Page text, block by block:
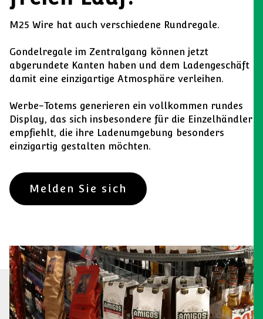
M25 Wire hat auch verschiedene Rundregale.
Gondelregale im Zentralgang können jetzt
abgerundete Kanten haben und dem Ladengeschäft
damit eine einzigartige Atmosphäre verleihen.
Werbe-Totems generieren ein vollkommen rundes
Display, das sich insbesondere für die Einzelhändler
empfiehlt, die ihre Ladenumgebung besonders
einzigartig gestalten möchten.
Melden Sie sich